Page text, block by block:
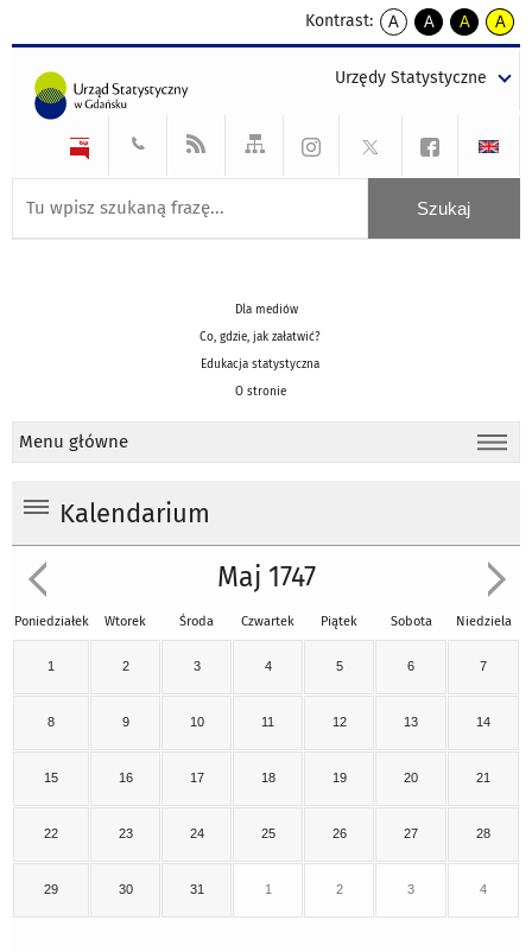
Kontrast:
A
kontrast
A
kontrast
tekst
czarnym
A
kontrast
tekst
czarnym
A
tekst
żółtym
Urzędy Statystyczne
Dla mediów
Co, gdzie, jak załatwić?
Edukacja statystyczna
O stronie
Menu główne
Kalendarium
Maj 1747
Poniedziałek Wtorek Środa Czwartek Piątek Sobota Niedziela
1 2 3 4 5 6 7
8 9 10 11 12 13 14
15 16 17 18 19 20 21
22 23 24 25 26 27 28
29 30 31 1 2 3 4